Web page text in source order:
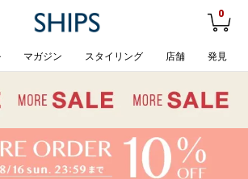
0
マガジン スタイリング 店舗 発見